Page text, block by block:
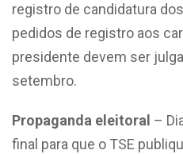
registro de candidatura
pedidos de registro aos
presidente devem ser
setembro.
Propaganda eleitoral –
final para que o TSE